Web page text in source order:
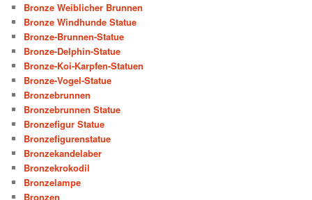
Bronze Weiblicher Brunnen
Bronze Windhunde Statue
Bronze-Brunnen-Statue
Bronze-Delphin-Statue
Bronze-Koi-Karpfen-Statuen
Bronze-Vogel-Statue
Bronzebrunnen
Bronzebrunnen Statue
Bronzefigur Statue
Bronzefigurenstatue
Bronzekandelaber
Bronzekrokodil
Bronzelampe
Bronzen